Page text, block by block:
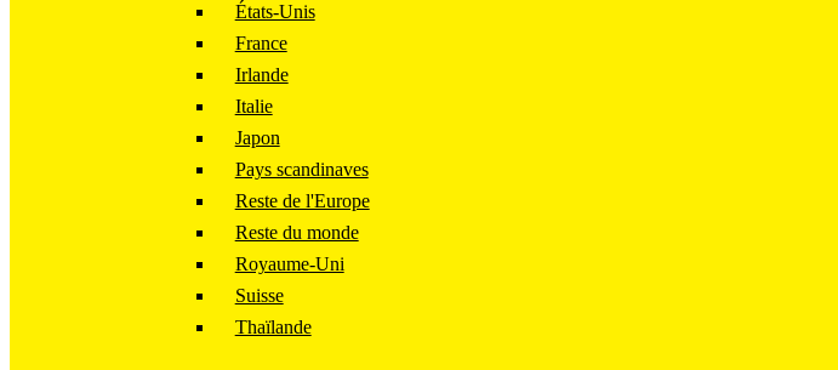
États-Unis
France
Irlande
Italie
Japon
Pays scandinaves
Reste de l'Europe
Reste du monde
Royaume-Uni
Suisse
Thaïlande